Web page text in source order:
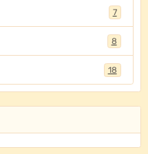
7
8
18